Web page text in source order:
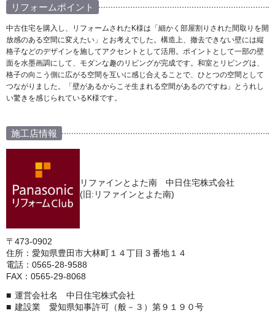
リフォームポイント
中古住宅を購入し、リフォームされたK様は「細かく部屋割りされた間取りを開
放感のある空間に変えたい」とお考えでした。構造上、撤去できない壁には縦
格子などのデザインを施してアクセントとして活用。ポイントとして一部の壁
面を水墨画調にして、モダンな趣のリビングが完成です。和室とリビングは、
格子の向こう側に広がる空間を互いに感じ合えることで、ひとつの空間として
つながりました。「壁があるからこそ生まれる空間があるのですね」とうれし
い驚きを感じられているK様です。
施工店情報
リファインとよた南 中日住宅株式会社
(旧:リファインとよた南)
〒473-0902
住所：愛知県豊田市大林町１４丁目３番地１４
電話：0565-28-9588
FAX：0565-29-8068
運営会社名 中日住宅株式会社
建設業 愛知県知事許可（般－３）第９１９０号